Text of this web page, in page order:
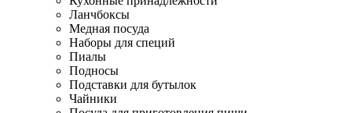
Ланчбоксы
Медная посуда
Наборы для специй
Пиалы
Подносы
Подставки для бутылок
Чайники